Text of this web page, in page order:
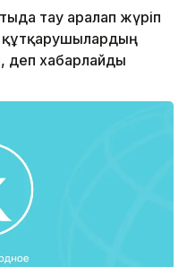
тау аралап жүріп
құтқарушылардың
деп хабарлайды